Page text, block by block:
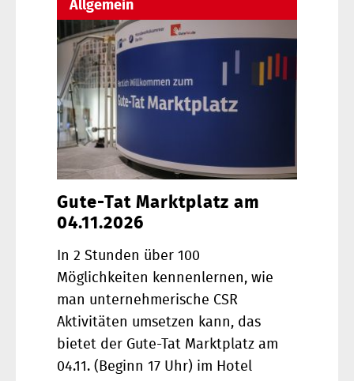
Allgemein
Gute-Tat Marktplatz am
04.11.2026
In 2 Stunden über 100
Möglichkeiten kennenlernen, wie
man unternehmerische CSR
Aktivitäten umsetzen kann, das
bietet der Gute-Tat Marktplatz am
04.11. (Beginn 17 Uhr) im Hotel